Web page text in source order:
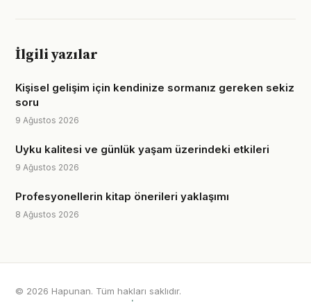
İlgili yazılar
Kişisel gelişim için kendinize sormanız gereken sekiz
soru
9 Ağustos 2026
Uyku kalitesi ve günlük yaşam üzerindeki etkileri
9 Ağustos 2026
Profesyonellerin kitap önerileri yaklaşımı
8 Ağustos 2026
© 2026 Hapunan. Tüm hakları saklıdır.